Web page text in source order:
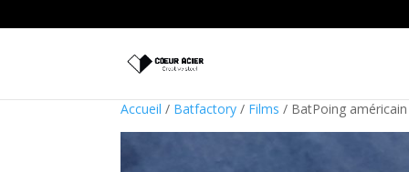
Accueil / Batfactory / Films / BatPoing